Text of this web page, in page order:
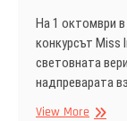
На 1 октомври в
конкурсът Miss
световната
надпреварата
View MoreГалена